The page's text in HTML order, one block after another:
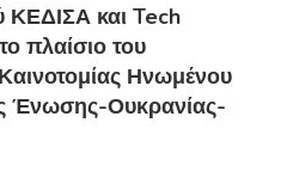
και Tech
πλαίσιο του
Ηνωμένου
Ένωσης-Ουκρανίας-